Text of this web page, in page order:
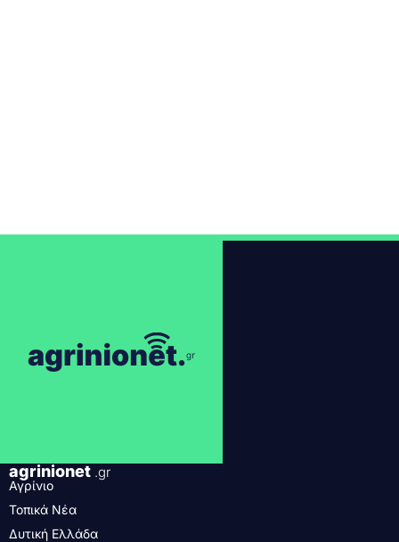
agrinionet .gr
Αγρίνιο
Τοπικά Νέα
Δυτική Ελλάδα